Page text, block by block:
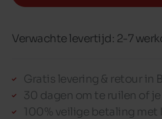
Verwachte levertijd: 2-7
Gratis levering & retour in
30 dagen om te ruilen of
100% veilige betaling